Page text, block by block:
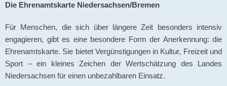
Die Ehrenamtskarte Niedersachsen/Bremen
Für Menschen, die sich über längere Zeit besonders intensiv
engagieren, gibt es eine besondere Form der Anerkennung: die
Ehrenamtskarte. Sie bietet Vergünstigungen in Kultur, Freizeit und
Sport – ein kleines Zeichen der Wertschätzung des Landes
Niedersachsen für einen unbezahlbaren Einsatz.